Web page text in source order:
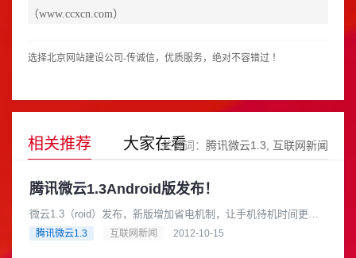
（www.ccxcn.com）
选择北京网站建设公司-传诚信，优质服务，绝对不容错过 ！
相关推荐 大家在看
关键词： 腾讯微云1.3 互联网新闻
腾讯微云1.3Android版发布！
微云1.3（roid）发布，新版增加省电机制，让手机待机时间更
长，集合文件同步、备份和分享等功能的云存储服务，自动同步
腾讯微云1.3 互联网新闻 2012-10-15